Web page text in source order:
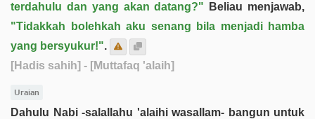
terdahulu dan yang akan datang?" Beliau menjawab,
"Tidakkah bolehkah aku senang bila menjadi hamba
yang bersyukur!".
[Hadis sahih] - [Muttafaq 'alaih]
Uraian
Dahulu Nabi -salallahu 'alaihi wasallam- bangun untuk